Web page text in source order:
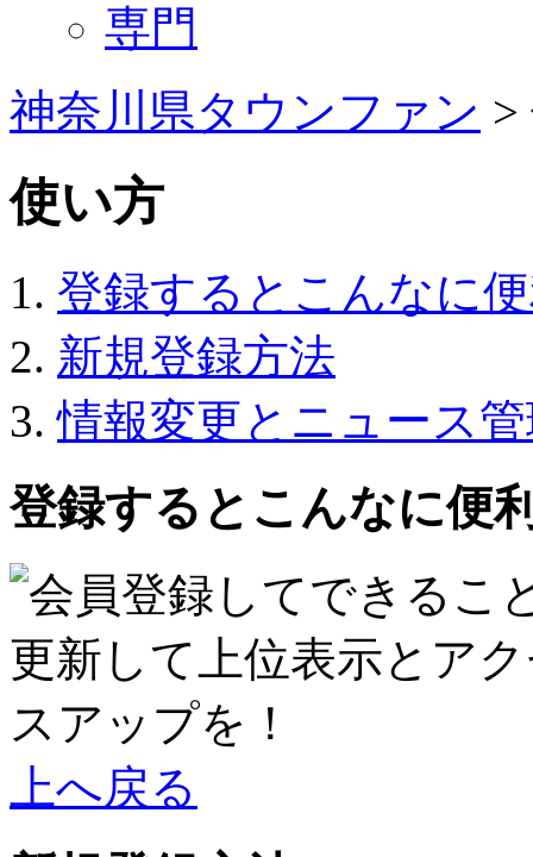
専門
神奈川県タウンファン >
使い方
登録するとこんなに
新規登録方法
情報変更とニュース
登録するとこんなに便
上へ戻る